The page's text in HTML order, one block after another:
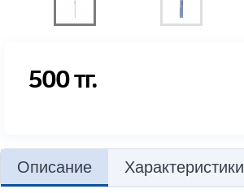
500тг.
Описание Характеристики